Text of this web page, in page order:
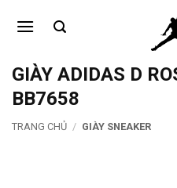
qua
dungGIÀY ADIDAS D
BB7658
TRANG CHỦ / GIÀY SNEAKER